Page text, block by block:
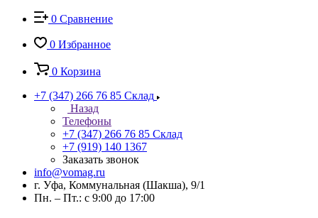
0 Сравнение
0 Избранное
0 Корзина
+7 (347) 266 76 85 Склад
Назад
Телефоны
+7 (347) 266 76 85 Склад
+7 (919) 140 1367
Заказать звонок
info@vomag.ru
г. Уфа, Коммунальная (Шакша), 9/1
Пн. – Пт.: с 9:00 до 17:00